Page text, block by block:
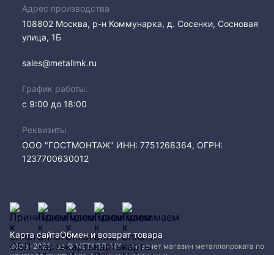
Адрес производства
108802​ Москва, р-н Коммунарка, д. Сосенки, Сосновая
улица, 1Б
sales@metallmk.ru
График работы:
с 9:00 до 18:00
Реквизиты
ООО "ГОСТМОНТАЖ" ИНН: 7751268364, ОГРН:
1237700630012
2005−2026 год © МЕТАЛЛ-МК - интернет магазин металлопроката по
Карта сайтаОбмен и возврат товара